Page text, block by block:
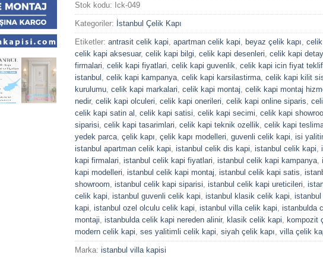
Stok kodu: Ick-049
Kategoriler: İstanbul Çelik Kapı
Etiketler: antrasit celik kapi, apartman celik kapi, beyaz çelik kapı,
celik kapi aksesuar, celik kapi bilgi, celik kapi desenleri, celik kapi
firmalari, celik kapi fiyatlari, celik kapi guvenlik, celik kapi icin fiyat
istanbul , celik kapi kampanya, celik kapi karsilastirma, celik kapi kilit
kurulumu, celik kapi markalari, celik kapi montaj, celik kapi montaj
nedir, celik kapi olculeri, celik kapi onerileri, celik kapi online siparis,
celik kapi satin al , celik kapi satisi, celik kapi secimi, celik kapi
siparisi, celik kapi tasarimlari, celik kapi teknik ozellik, celik kapi
yedek parca, çelik kapı, çelik kapı modelleri, guvenli celik kapi, isi
istanbul apartman celik kapi, istanbul celik dis kapi, istanbul celik kapi,
kapi firmalari, istanbul celik kapi fiyatlari, istanbul celik kapi kampanya,
kapi modelleri, istanbul celik kapi montaj, istanbul celik kapi satis,
showroom, istanbul celik kapi siparisi, istanbul celik kapi ureticileri,
celik kapi, istanbul guvenli celik kapi, istanbul klasik celik kapi,
kapi, istanbul ozel olculu celik kapi, istanbul villa celik kapi, istanbulda
montaji, istanbulda celik kapi nereden alinir, klasik celik kapi, kompozit
modern celik kapi, ses yalitimli celik kapi, siyah çelik kapı, villa çelik
Marka: istanbul villa kapisi